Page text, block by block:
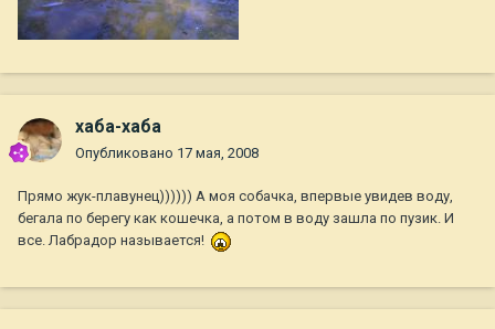
хаба-хаба
Опубликовано 17 мая, 2008
Прямо жук-плавунец)))))) А моя собачка, впервые увидев воду,
бегала по берегу как кошечка, а потом в воду зашла по пузик. И
все. Лабрадор называется!